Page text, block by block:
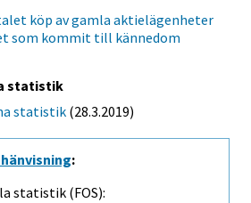
köp av gamla aktielägenheter
som kommit till kännedom
statistik
statistik (28.3.2019)
:
statistik (FOS):